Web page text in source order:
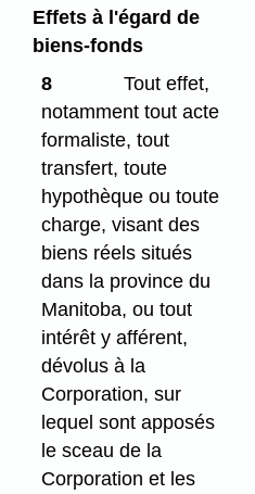
Effets à l'égard de
biens-fonds
8
Tout effet,
notamment tout acte
formaliste, tout
transfert, toute
hypothèque ou toute
charge, visant des
biens réels situés
dans la province du
Manitoba, ou tout
intérêt y afférent,
dévolus à la
Corporation, sur
lequel sont apposés
le sceau de la
Corporation et les